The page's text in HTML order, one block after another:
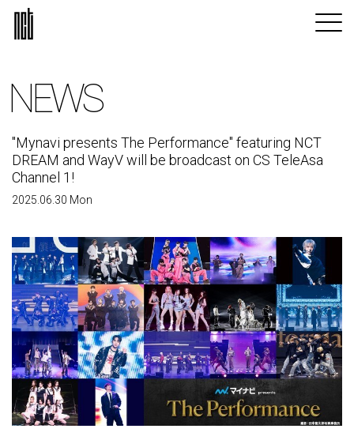
NEWS
"Mynavi presents The Performance" featuring NCT
DREAM and WayV will be broadcast on CS TeleAsa
Channel 1!
2025.06.30 Mon